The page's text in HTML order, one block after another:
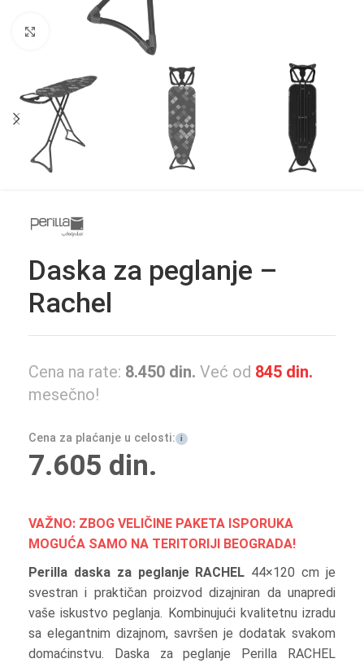
Click to enlarge
Daska za peglanje –
Rachel
Cena na rate: 8.450 din. Već od 845 din.
mesečno!
Cena za plaćanje u celosti: i
7.605 din.
VAŽNO: ZBOG VELIČINE PAKETA ISPORUKA
MOGUĆA SAMO NA TERITORIJI BEOGRADA!
Perilla daska za peglanje RACHEL 44×120 cm je
svestran i praktičan proizvod dizajniran da unapredi
vaše iskustvo peglanja. Kombinujući kvalitetnu izradu
sa elegantnim dizajnom, savršen je dodatak svakom
domaćinstvu. Daska za peglanje Perilla RACHEL